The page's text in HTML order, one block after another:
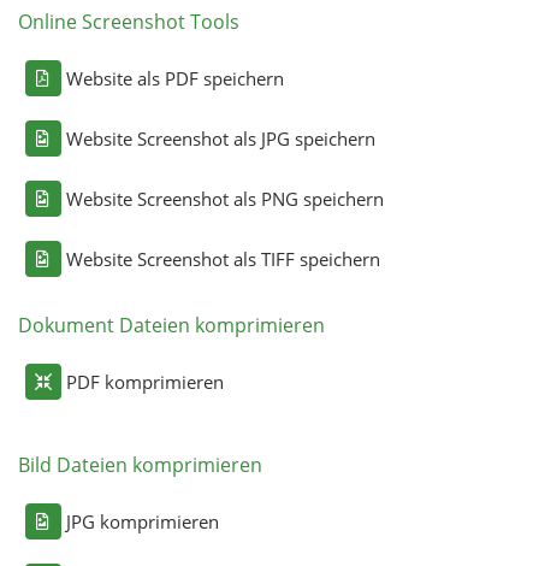
Online Screenshot Tools
Website als PDF speichern
Website Screenshot als JPG speichern
Website Screenshot als PNG speichern
Website Screenshot als TIFF speichern
Dokument Dateien komprimieren
PDF komprimieren
Bild Dateien komprimieren
JPG komprimieren